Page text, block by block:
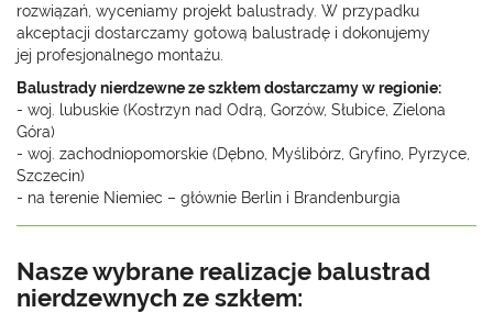
rozwiązań, wyceniamy projekt balustrady. W przypadku
akceptacji dostarczamy gotową balustradę i dokonujemy
jej profesjonalnego montażu.
Balustrady nierdzewne ze szkłem dostarczamy w regionie:
- woj. lubuskie (Kostrzyn nad Odrą, Gorzów, Słubice, Zielona
Góra)
- woj. zachodniopomorskie (Dębno, Myślibórz, Gryfino, Pyrzyce,
Szczecin)
- na terenie Niemiec – głównie Berlin i Brandenburgia
Nasze wybrane realizacje balustrad
nierdzewnych ze szkłem: